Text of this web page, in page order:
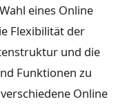
eines Online
Flexibilität der
und die
Funktionen zu
Online